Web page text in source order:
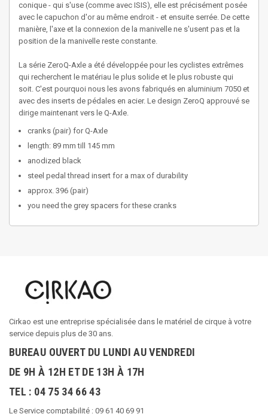
conique - qui s'use (comme avec ISIS), elle est précisément posée
avec le capuchon d'or au même endroit - et ensuite serrée. De cette
manière, l'axe et la connexion de la manivelle ne s'usent pas et la
position de la manivelle reste constante.
La série ZeroQ-Axle a été développée pour les cyclistes extrêmes
qui recherchent le matériau le plus solide et le plus robuste qui
soit. C'est pourquoi nous les avons fabriqués en aluminium 7050 et
avec des inserts de pédales en acier. Le design ZeroQ approuvé se
dirige maintenant vers le Q-Axle.
cranks (pair) for Q-Axle
length: 89 mm till 145 mm
anodized black
steel pedal thread insert for a max of durability
approx. 396 (pair)
you need the grey spacers for these cranks
Cirkao est une entreprise spécialisée dans le matériel de cirque à votre
service depuis plus de 30 ans.
BUREAU OUVERT DU LUNDI AU VENDREDI
DE 9H À 12H ET DE 13H À 17H
TEL : 04 75 34 66 43
Le Service comptabilité : 09 61 40 69 91